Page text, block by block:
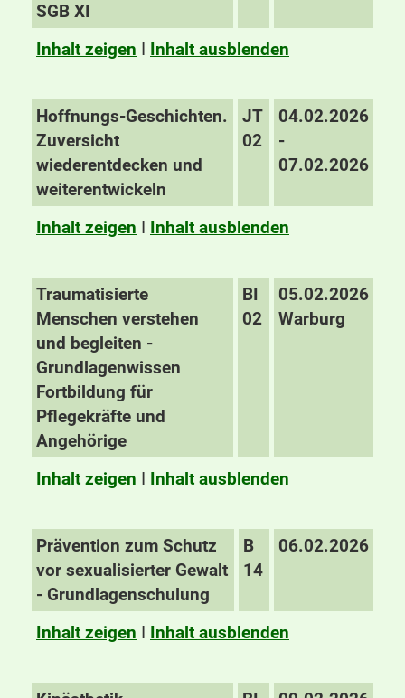
SGB XI
Inhalt zeigen I Inhalt ausblenden
Hoffnungs-Geschichten.
Zuversicht
wiederentdecken und
weiterentwickeln
JT
02
04.02.2026
-
07.02.2026
Inhalt zeigen I Inhalt ausblenden
Traumatisierte
Menschen verstehen
und begleiten -
Grundlagenwissen
Fortbildung für
Pflegekräfte und
Angehörige
BI
02
05.02.2026
Warburg
Inhalt zeigen I Inhalt ausblenden
Prävention zum Schutz
vor sexualisierter Gewalt
- Grundlagenschulung
B
14
06.02.2026
Inhalt zeigen I Inhalt ausblenden